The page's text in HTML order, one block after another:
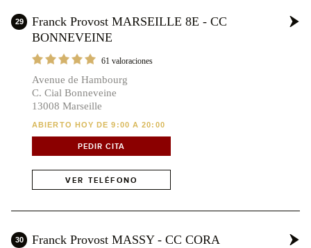
29
Franck Provost MARSEILLE 8E - CC
BONNEVEINE
61 valoraciones
Avenue de Hambourg
C. Cial Bonneveine
13008 Marseille
ABIERTO HOY DE 9:00 A 20:00
PEDIR CITA
VER TELÉFONO
30 Franck Provost MASSY - CC CORA